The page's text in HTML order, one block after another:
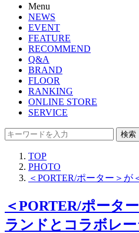
Menu
NEWS
EVENT
FEATURE
RECOMMEND
Q&A
BRAND
FLOOR
RANKING
ONLINE STORE
SERVICE
検索
TOP
PHOTO
＜PORTER/ポーター＞
＜PORTER/ポータ
ランドとコラボレ